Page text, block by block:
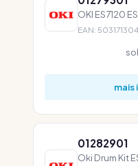
OKI ES7120
EAN:
01282901
Oki Drum Kit